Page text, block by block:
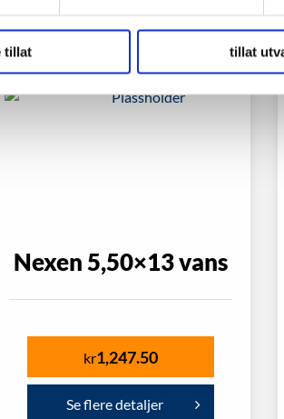
tillat tillat
Nexen 5,50×13 vans
kr1,247.50
Se flere detaljer